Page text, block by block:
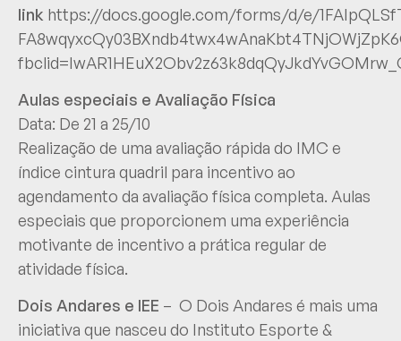
link https://docs.google.com/forms/d/e/
Aulas especiais e Avaliação Física
Data: De 21 a 25/10
Realização de uma avaliação rápida do IMC e
índice cintura quadril para incentivo ao
agendamento da avaliação física completa. Aulas
especiais que proporcionem uma experiência
motivante de incentivo a prática regular de
atividade física.
Dois Andares e IEE – O Dois Andares é mais uma
iniciativa que nasceu do Instituto Esporte &